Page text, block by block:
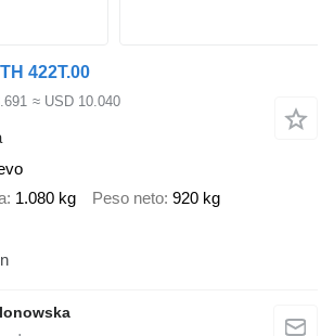
422T.00
≈ USD 10.040
1.080 kg Peso neto 920 kg